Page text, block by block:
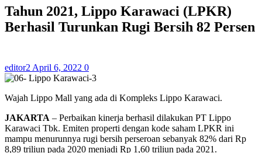
Tahun 2021, Lippo Karawaci (LPKR)
Berhasil Turunkan Rugi Bersih 82 Persen
editor2 April 6, 2022 0
Wajah Lippo Mall yang ada di Kompleks Lippo Karawaci.
JAKARTA – Perbaikan kinerja berhasil dilakukan PT Lippo
Karawaci Tbk. Emiten properti dengan kode saham LPKR ini
mampu menurunnya rugi bersih perseroan sebanyak 82% dari Rp
8,89 triliun pada 2020 menjadi Rp 1,60 triliun pada 2021.